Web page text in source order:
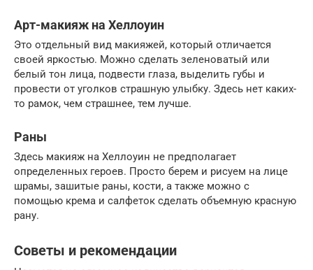
Арт-макияж на Хеллоуин
Это отдельный вид макияжей, который отличается
своей яркостью. Можно сделать зеленоватый или
белый тон лица, подвести глаза, выделить губы и
провести от уголков страшную улыбку. Здесь нет каких-
то рамок, чем страшнее, тем лучше.
Раны
Здесь макияж на Хеллоуин не предполагает
определенных героев. Просто берем и рисуем на лице
шрамы, зашитые раны, кости, а также можно с
помощью крема и салфеток сделать объемную красную
рану.
Советы и рекомендации